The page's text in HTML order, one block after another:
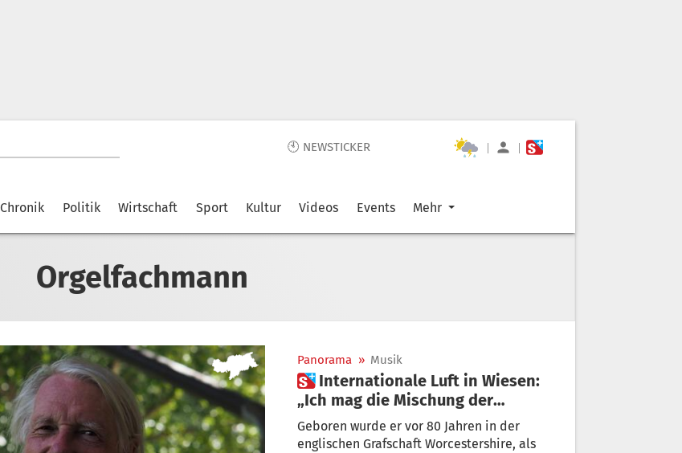
🕙 NEWSTICKER | |
Chronik Politik Wirtschaft Sport Kultur Videos Events Mehr
Orgelfachmann
Panorama » Musik
 Internationale Luft in Wiesen:
„Ich mag die Mischung der
Kulturen“
Geboren wurde er vor 80 Jahren in der
englischen Grafschaft Worcestershire, als